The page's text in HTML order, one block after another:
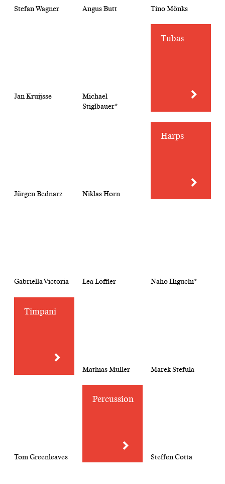
Stefan Wagner Angus Butt Tino Mönks
Jan Kruijsse
Michael
Stiglbauer*
Tubas
Jürgen Bednarz Niklas Horn
Harps
Gabriella Victoria Lea Löffler Naho Higuchi*
Timpani
Mathias Müller Marek Stefula
Tom Greenleaves
Percussion
Steffen Cotta